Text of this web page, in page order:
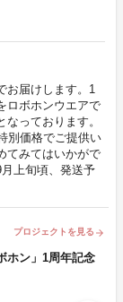
お届けします。1
ロボホンウエアで
っております。
別価格でご提供い
てみてはいかがで
上旬頃、発送予
プロジェクトを見る arrow_forward
ホン」1周年記念